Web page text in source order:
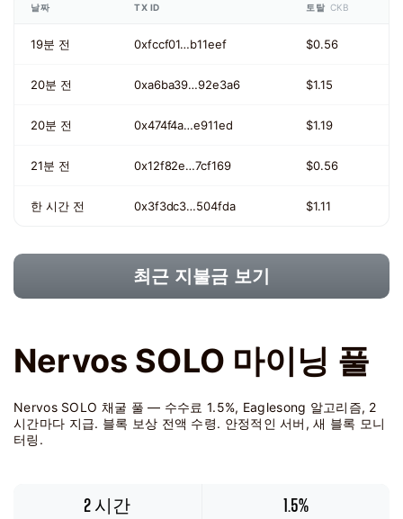
날짜 TX ID 토탈 CKB
19분 전 0xfccf01…b11eef $0.56
20분 전 0xa6ba39…92e3a6 $1.15
20분 전 0x474f4a…e911ed $1.19
21분 전 0x12f82e…7cf169 $0.56
한 시간 전 0x3f3dc3…504fda $1.11
최근 지불금 보기
Nervos SOLO 마이닝 풀
Nervos SOLO 채굴 풀 — 수수료 1.5%, Eaglesong 알고리즘, 2
시간마다 지급. 블록 보상 전액 수령. 안정적인 서버, 새 블록 모니
터링.
2 시간 1.5%